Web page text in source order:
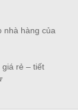
nhà hàng của
giá rẻ – tiết